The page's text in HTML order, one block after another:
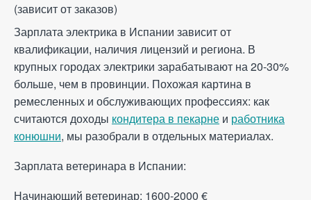
(зависит от заказов)
Зарплата электрика в Испании зависит от
квалификации, наличия лицензий и региона. В
крупных городах электрики зарабатывают на 20-30%
больше, чем в провинции. Похожая картина в
ремесленных и обслуживающих профессиях: как
считаются доходы кондитера в пекарне и работника
конюшни, мы разобрали в отдельных материалах.
Зарплата ветеринара в Испании:
Начинающий ветеринар: 1600-2000 €